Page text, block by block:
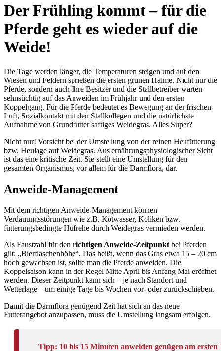
Der Frühling kommt – für die
Pferde geht es wieder auf die
Weide!
Die Tage werden länger, die Temperaturen steigen und auf den
Wiesen und Feldern sprießen die ersten grünen Halme. Nicht nur die
Pferde, sondern auch Ihre Besitzer und die Stallbetreiber warten
sehnsüchtig auf das Anweiden im Frühjahr und den ersten
Koppelgang. Für die Pferde bedeutet es Bewegung an der frischen
Luft, Sozialkontakt mit den Stallkollegen und die natürlichste
Aufnahme von Grundfutter saftiges Weidegras. Alles Super?
Nicht nur! Vorsicht bei der Umstellung von der reinen Heufütterung
bzw. Heulage auf Weidegras. Aus ernährungsphysiologischer Sicht
ist das eine kritische Zeit. Sie stellt eine Umstellung für den
gesamten Organismus, vor allem für die Darmflora, dar.
Anweide-Management
Mit dem richtigen Anweide-Management können
Verdauungsstörungen wie z.B. Kotwasser, Koliken bzw.
fütterungsbedingte Hufrehe durch Weidegras vermieden werden.
Als Faustzahl für den richtigen Anweide-Zeitpunkt bei Pferden
gilt: „Bierflaschenhöhe“. Das heißt, wenn das Gras etwa 15 – 20 cm
hoch gewachsen ist, sollte man die Pferde anweiden. Die
Koppelsaison kann in der Regel Mitte April bis Anfang Mai eröffnet
werden. Dieser Zeitpunkt kann sich – je nach Standort und
Wetterlage – um einige Tage bis Wochen vor- oder zurückschieben.
Damit die Darmflora genügend Zeit hat sich an das neue
Futterangebot anzupassen, muss die Umstellung langsam erfolgen.
Tipp: 10 bis 15 Minuten anweiden genügen am ersten